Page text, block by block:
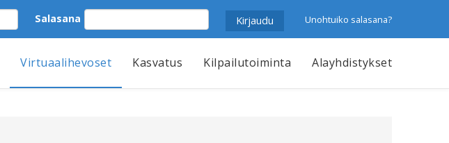
Salasana Unohtuiko salasana?
Virtuaalihevoset Kasvatus Kilpailutoiminta Alayhdistykset